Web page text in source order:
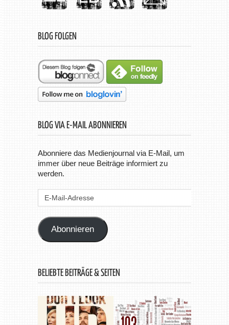
BLOG FOLGEN
BLOG VIA E-MAIL ABONNIEREN
Abonniere das Medienjournal via E-Mail, um
immer über neue Beiträge informiert zu
werden.
Abonnieren
BELIEBTE BEITRÄGE & SEITEN